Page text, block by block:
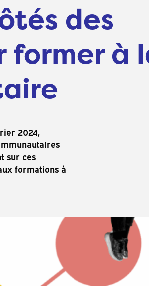
des
former à
2024,
sur ces
formations à